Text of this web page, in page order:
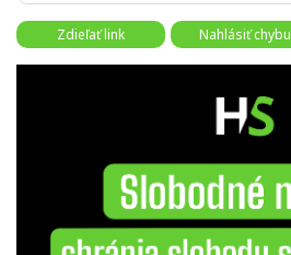
Zdieľať link Nahlásiť chybu